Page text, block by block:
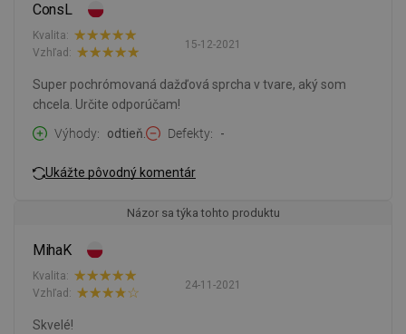
ConsL
15-12-2021
Kvalita:
Vzhľad:
Super pochrómovaná dažďová sprcha v tvare, aký som
chcela. Určite odporúčam!
Výhody
odtieň. Defekty -
Ukážte pôvodný komentár
Názor sa týka tohto produktu
MihaK
24-11-2021
Kvalita:
Vzhľad:
Skvelé!